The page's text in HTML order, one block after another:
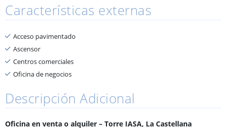
Características externas
Acceso pavimentado
Ascensor
Centros comerciales
Oficina de negocios
Descripción Adicional
Oficina en venta o alquiler – Torre IASA, La Castellana